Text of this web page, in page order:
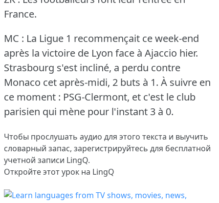
France.
MC : La Ligue 1 recommençait ce week-end
après la victoire de Lyon face à Ajaccio hier.
Strasbourg s'est incliné, a perdu contre
Monaco cet après-midi, 2 buts à 1. À suivre en
ce moment : PSG-Clermont, et c'est le club
parisien qui mène pour l'instant 3 à 0.
Чтобы прослушать аудио для этого текста и выучить
словарный запас, зарегистрируйтесь для бесплатной
учетной записи LingQ.
Откройте этот урок на LingQ